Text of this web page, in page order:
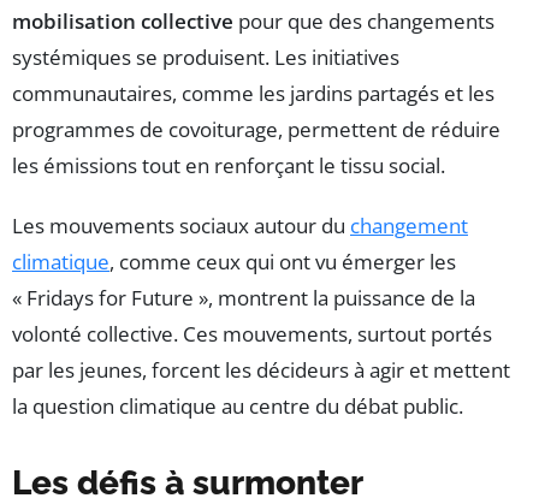
mobilisation collective pour que des changements
systémiques se produisent. Les initiatives
communautaires, comme les jardins partagés et les
programmes de covoiturage, permettent de réduire
les émissions tout en renforçant le tissu social.
Les mouvements sociaux autour du changement
climatique, comme ceux qui ont vu émerger les
« Fridays for Future », montrent la puissance de la
volonté collective. Ces mouvements, surtout portés
par les jeunes, forcent les décideurs à agir et mettent
la question climatique au centre du débat public.
Les défis à surmonter